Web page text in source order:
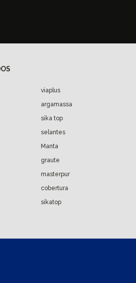
viaplus
argamassa
sika top
selantes
Manta
graute
masterpur
cobertura
sikatop